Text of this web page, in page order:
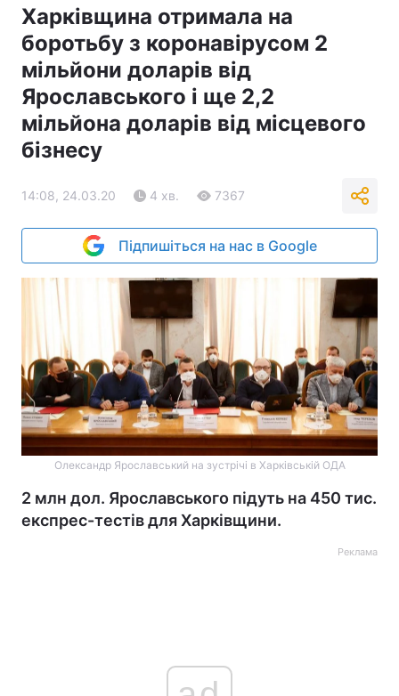
Харківщина отримала на
боротьбу з коронавірусом 2
мільйони доларів від
Ярославського і ще 2,2
мільйона доларів від місцевого
бізнесу
14:08, 24.03.20 4 хв. 7367
Підпишіться на нас в Google
Олександр Ярославський на зустрічі в Харківській ОДА
2 млн дол. Ярославського підуть на 450 тис.
експрес-тестів для Харківщини.
Реклама